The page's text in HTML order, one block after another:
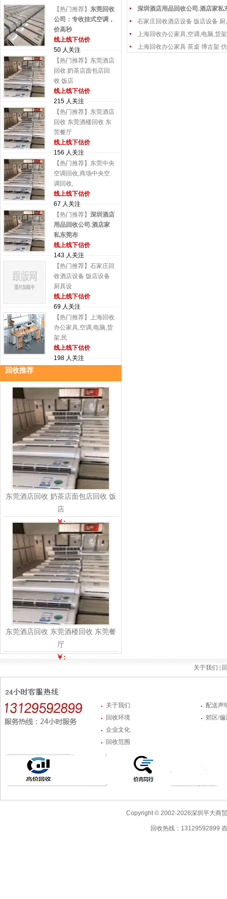
【热门推荐】 东莞回收
公司：专收挂式空调，
价高秒
线上线下估价
50 人关注
【热门推荐】东莞酒店
回收 奶茶店面包店回
收 饭店
线上线下估价
215 人关注
【热门推荐】东莞酒店
回收 东莞酒楼回收 东
莞餐厅
线上线下估价
156 人关注
【热门推荐】东莞中央
空调回收,商场中央空
调回收,
线上线下估价
67 人关注
【热门推荐】 深圳酒店
用品回收公司.酒店家
私东莞布
线上线下估价
143 人关注
【热门推荐】石家庄回
收酒店设备 饭店设备
厨具设
线上线下估价
69 人关注
【热门推荐】上海回收
办公家具,空调,电脑,货
架,民
线上线下估价
198 人关注
回收推荐
东莞酒店回收 奶茶店面包店回收 饭
店
￥:
东莞酒店回收 东莞酒楼回收 东莞餐
厅
￥:
深圳酒店用品回收公司.酒店家私
石家庄回收酒店设备 饭店设备 厨
上海回收办公家具,空调,电脑,货
上海回收办公家具 茶桌 博古架
关于我们 |
关于我们
回收环境
企业文化
回收范围
配送声
郊区/
Copyright © 2002-2026深圳平大商
回收热线：13129592899